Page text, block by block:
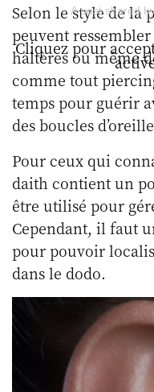
A post shared
Cliquez pour
Selon le style de la
peuvent
haltères ou même
comme tout
temps pour guérir
des boucles
Pour ceux qui
daith contient un
être utilisé pour
Cependant, il faut
pour pouvoir
dans le dodo.